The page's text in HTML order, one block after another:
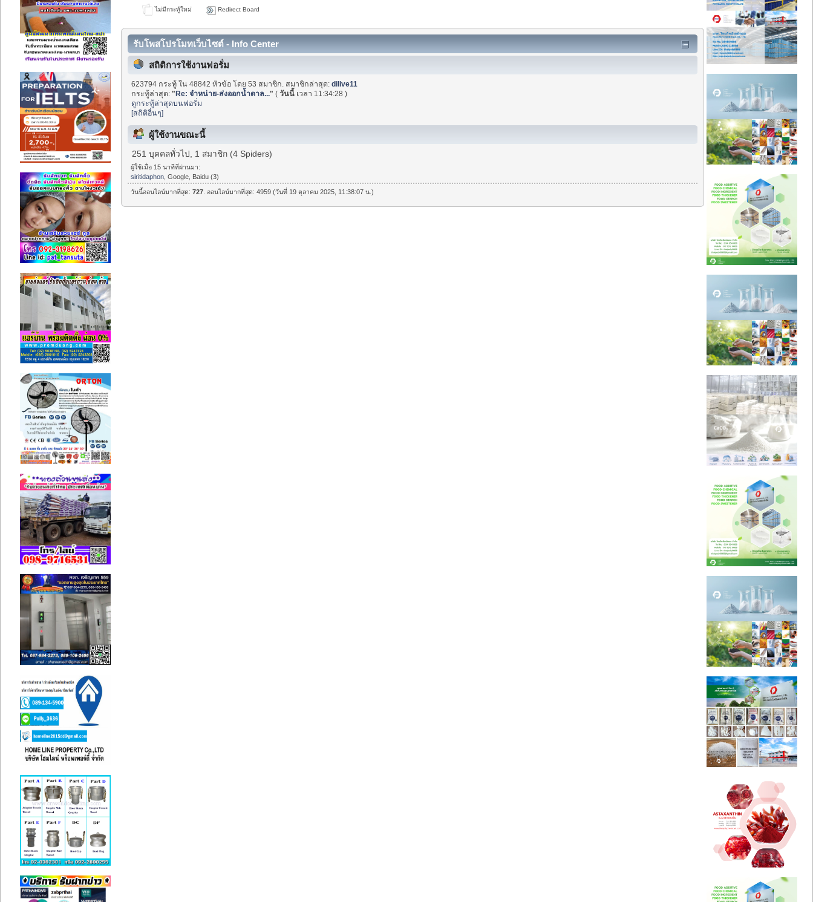
ไม่มีกระทู้ใหม่ Redirect Board
รับโพสโปรโมทเว็บไซต์ - Info Center
สถิติการใช้งานฟอรั่ม
623794 กระทู้ ใน 48842 หัวข้อ โดย 53 สมาชิก. สมาชิกล่าสุด:dilive11
กระทู้ล่าสุด:"Re: จำหน่าย-ส่งออกน้ำตาล..." (วันนี้ เวลา 11:34:28 )
ดูกระทู้ล่าสุดบนฟอรั่ม
[สถิติอื่นๆ]
ผู้ใช้งานขณะนี้
251 บุคคลทั่วไป, 1 สมาชิก (4 Spiders)
ผู้ใช้เมื่อ 15 นาทีที่ผ่านมา:
siritidaphon , Google, Baidu (3)
วันนี้ออนไลน์มากที่สุด:727 . ออนไลน์มากที่สุด: 4959 (วันที่ 19 ตุลาคม 2025, 11:38:07 น.)